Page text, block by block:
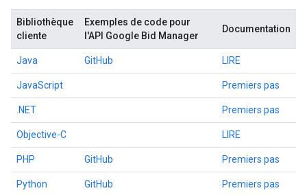
Bibliothèque
cliente
Exemples de code pour
l'API Google Bid Manager
Documentation
Java GitHub LIRE
JavaScript Premiers pas
.NET Premiers pas
Objective-C LIRE
PHP GitHub Premiers pas
Python GitHub Premiers pas